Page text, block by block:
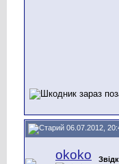
06.07.2012,
okoko